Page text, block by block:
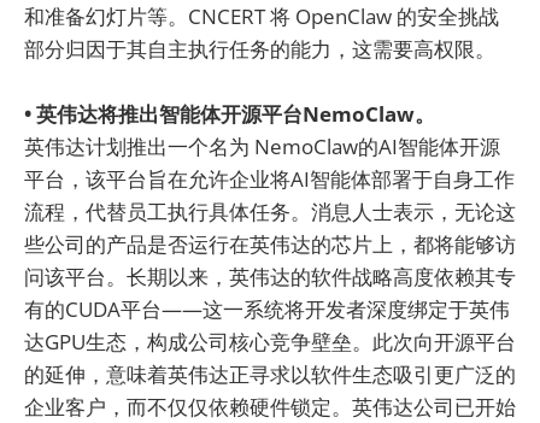
和准备幻灯片等。CNCERT 将 OpenClaw 的安全挑战
部分归因于其自主执行任务的能力，这需要高权限。
• 英伟达将推出智能体开源平台NemoClaw。
英伟达计划推出一个名为 NemoClaw的AI智能体开源
平台，该平台旨在允许企业将AI智能体部署于自身工作
流程，代替员工执行具体任务。消息人士表示，无论这
些公司的产品是否运行在英伟达的芯片上，都将能够访
问该平台。长期以来，英伟达的软件战略高度依赖其专
有的CUDA平台——这一系统将开发者深度绑定于英伟
达GPU生态，构成公司核心竞争壁垒。此次向开源平台
的延伸，意味着英伟达正寻求以软件生态吸引更广泛的
企业客户，而不仅仅依赖硬件锁定。英伟达公司已开始